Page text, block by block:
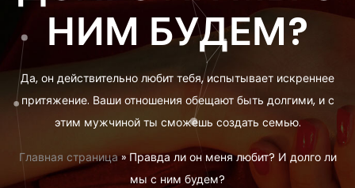
НИМ БУДЕМ?
Да, он действительно любит тебя, испытывает искреннее
притяжение. Ваши отношения обещают быть долгими, и с
этим мужчиной ты сможешь создать семью.
Главная страница»Правда ли он меня любит? И долго ли
мы с ним будем?